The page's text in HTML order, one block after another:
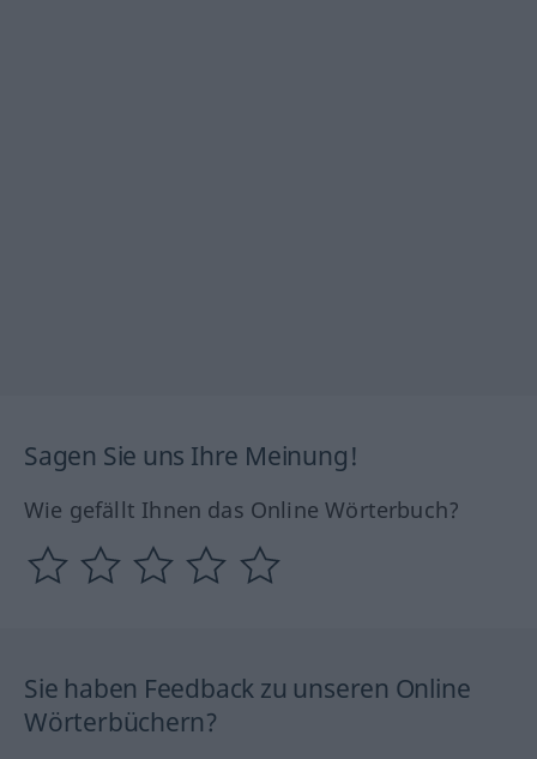
Sagen Sie uns Ihre Meinung!
Wie gefällt Ihnen das Online Wörterbuch?
Sie haben Feedback zu unseren Online
Wörterbüchern?